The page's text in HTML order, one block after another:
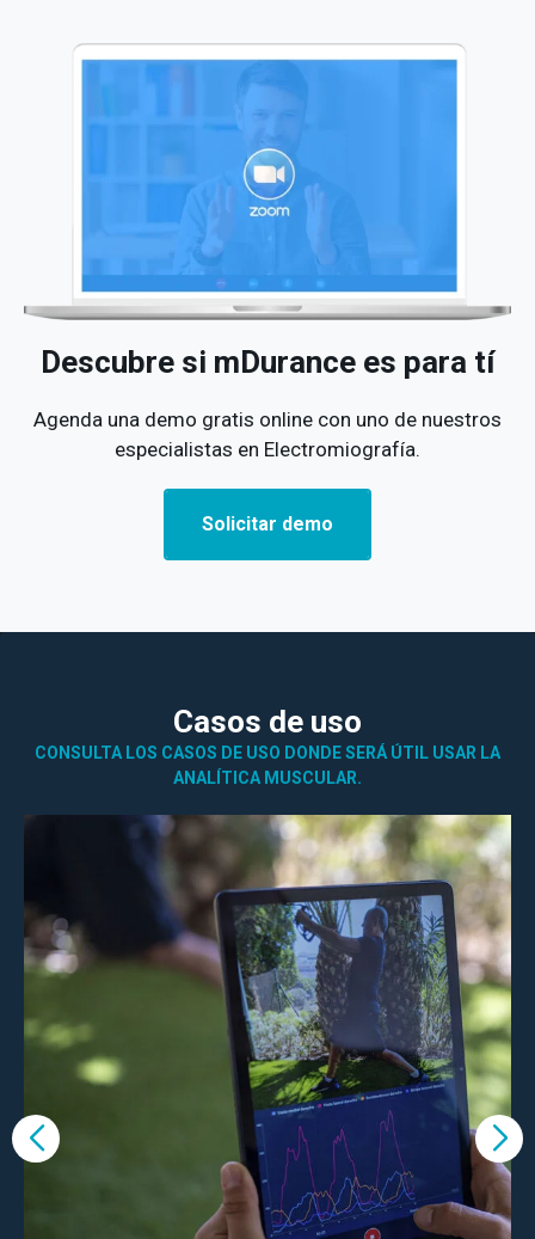
Descubre si mDurance es para tí
Agenda una demo gratis online con uno de nuestros
especialistas en Electromiografía.
Solicitar demo
Casos de uso
CONSULTA LOS CASOS DE USO DONDE SERÁ ÚTIL USAR LA
ANALÍTICA MUSCULAR.